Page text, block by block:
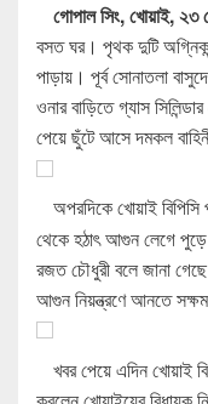
গোপাল সিং, খোয়াই, ২৩
বসত ঘর। পৃথক দুটি
পাড়ায়। পূর্ব সোনাতলা
ওনার বাড়িতে গ্যাস
পেয়ে ছুঁটে আসে দমকল
অপরদিকে খোয়াই বিপিসি
থেকে হঠাৎ আগুন লেগে
রজত চৌধুরী বলে জানা
আগুন নিয়ন্ত্রণে আনতে
খবর পেয়ে এদিন খোয়াই